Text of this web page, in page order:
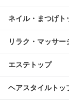
ネイル・まつげト
リラク・マッサー
エステトップ
ヘアスタイルトッ